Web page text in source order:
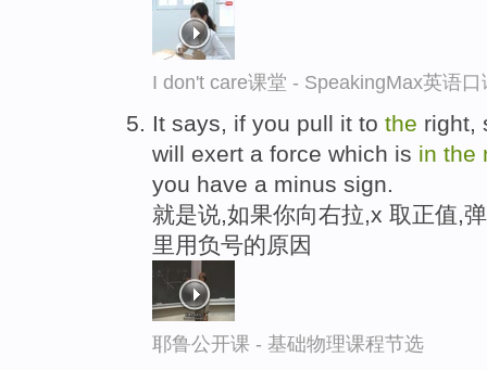
I don't care课堂 - SpeakingMax英语口
It says, if you pull it to the right,
will exert a force which is in the
you have a minus sign.
就是说,如果你向右拉,x 取正值,
里用负号的原因
耶鲁公开课 - 基础物理课程节选